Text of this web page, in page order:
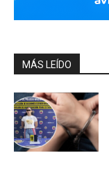
MÁS LEÍDO